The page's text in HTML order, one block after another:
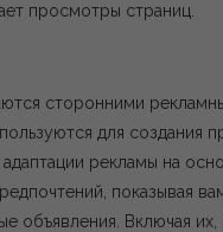
просмотры страниц.
сторонними
для создания
адаптации рекламы на
показывая
объявления. Включая их,